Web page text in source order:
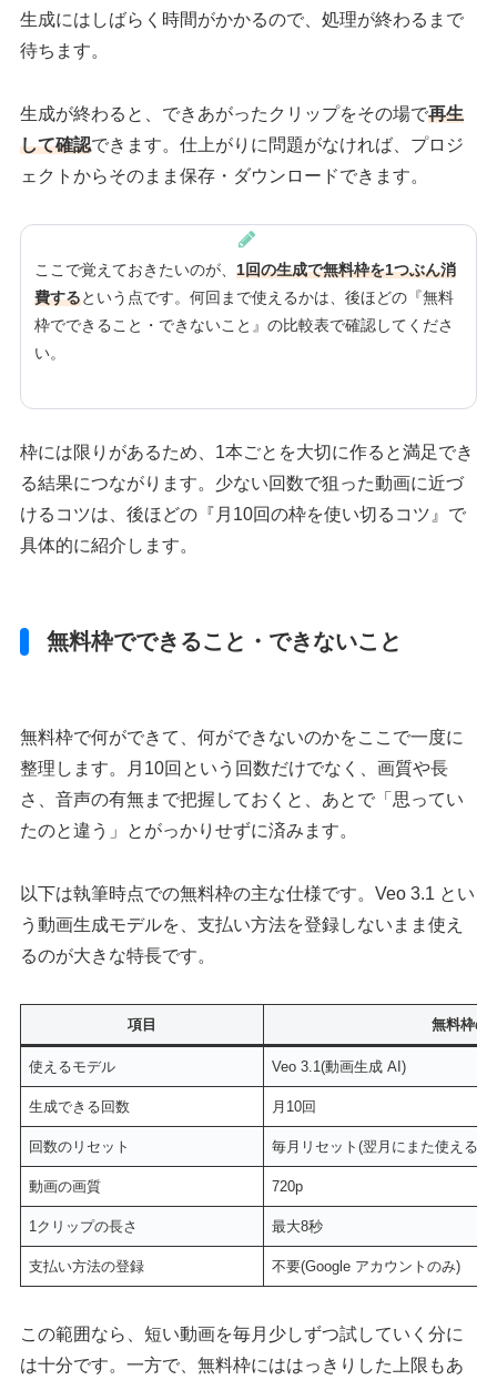
生成にはしばらく時間がかかるので、処理が終わるまで
待ちます。
生成が終わると、できあがったクリップをその場で再生
して確認できます。仕上がりに問題がなければ、プロジ
ェクトからそのまま保存・ダウンロードできます。
ここで覚えておきたいのが、1回の生成で無料枠を1つぶん消
費するという点です。何回まで使えるかは、後ほどの『無料
枠でできること・できないこと』の比較表で確認してくださ
い。
枠には限りがあるため、1本ごとを大切に作ると満足でき
る結果につながります。少ない回数で狙った動画に近づ
けるコツは、後ほどの『月10回の枠を使い切るコツ』で
具体的に紹介します。
無料枠でできること・できないこと
無料枠で何ができて、何ができないのかをここで一度に
整理します。月10回という回数だけでなく、画質や長
さ、音声の有無まで把握しておくと、あとで「思ってい
たのと違う」とがっかりせずに済みます。
以下は執筆時点での無料枠の主な仕様です。Veo 3.1 とい
う動画生成モデルを、支払い方法を登録しないまま使え
るのが大きな特長です。
項目 無料枠の
使えるモデル Veo 3.1(動画生成 AI)
生成できる回数 月10回
回数のリセット 毎月リセット(翌月にまた使える)
動画の画質 720p
1クリップの長さ 最大8秒
支払い方法の登録 不要(Google アカウントのみ)
この範囲なら、短い動画を毎月少しずつ試していく分に
は十分です。一方で、無料枠にははっきりした上限もあ